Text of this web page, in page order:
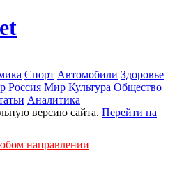
Спорт Автомобили Здоровье
Россия Мир Культура Общество
Аналитика
версию сайта. Перейти на
направлении